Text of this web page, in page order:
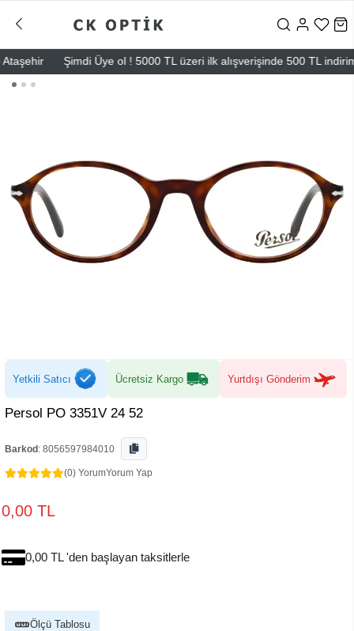
Şimdi Üye ol ! 5000 TL üzeri ilk alışverişinde 500 TL indirim
Yetkili Satıcı Ücretsiz Kargo Yurtdışı Gönderim
Persol PO 3351V 24 52
Barkod : 8056597984010
(0) YorumYorum Yap
0,00 TL
0,00 TL 'den başlayan taksitlerle
Ölçü Tablosu